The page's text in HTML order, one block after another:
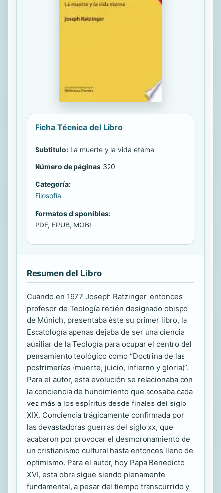
Ficha Técnica del Libro
Subtitulo: La muerte y la vida eterna
Número de páginas 320
Categoría:
Filosofía
Formatos disponibles:
PDF, EPUB, MOBI
Resumen del Libro
Cuando en 1977 Joseph Ratzinger, entonces
profesor de Teología recién designado obispo
de Múnich, presentaba éste su primer libro, la
Escatología apenas dejaba de ser una ciencia
auxiliar de la Teología para ocupar el centro del
pensamiento teológico como “Doctrina de las
postrimerías (muerte, juicio, infierno y gloria)”.
Para el autor, esta evolución se relacionaba con
la conciencia de hundimiento que acosaba cada
vez más a los espíritus desde finales del siglo
XIX. Conciencia trágicamente confirmada por
las devastadoras guerras del siglo xx, que
acabaron por provocar el desmoronamiento de
un cristianismo cultural hasta entonces lleno de
optimismo. Para el autor, hoy Papa Benedicto
XVI, esta obra sigue siendo plenamente
fundamental, a pesar del tiempo transcurrido y